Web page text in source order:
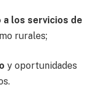
a los servicios de
rurales;
y oportunidades